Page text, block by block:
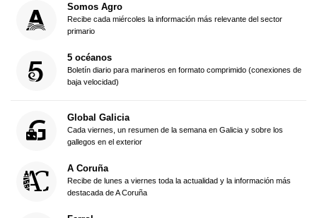
Somos Agro
Recibe cada miércoles la información más relevante del sector
primario
5 océanos
Boletín diario para marineros en formato comprimido (conexiones de
baja velocidad)
Global Galicia
Cada viernes, un resumen de la semana en Galicia y sobre los
gallegos en el exterior
A Coruña
Recibe de lunes a viernes toda la actualidad y la información más
destacada de A Coruña